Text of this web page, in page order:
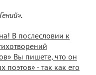
В послесловии к
Вы пишете, что он
- так как его